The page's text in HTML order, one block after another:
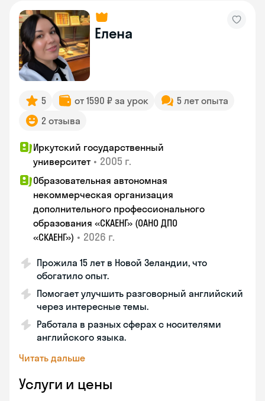
Елена
5 от 1590 ₽ за урок
5 лет опыта
2 отзыва
Иркутский государственный
университет • 2005 г.
Образовательная автономная
некоммерческая организация
дополнительного профессионального
образования «СКАЕНГ» (ОАНО ДПО
«СКАЕНГ») • 2026 г.
Прожила 15 лет в Новой Зеландии, что
обогатило опыт.
Помогает улучшить разговорный английский
через интересные темы.
Работала в разных сферах с носителями
английского языка.
Читать дальше
Услуги и цены